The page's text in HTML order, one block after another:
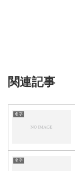
関連記事
名字
名字